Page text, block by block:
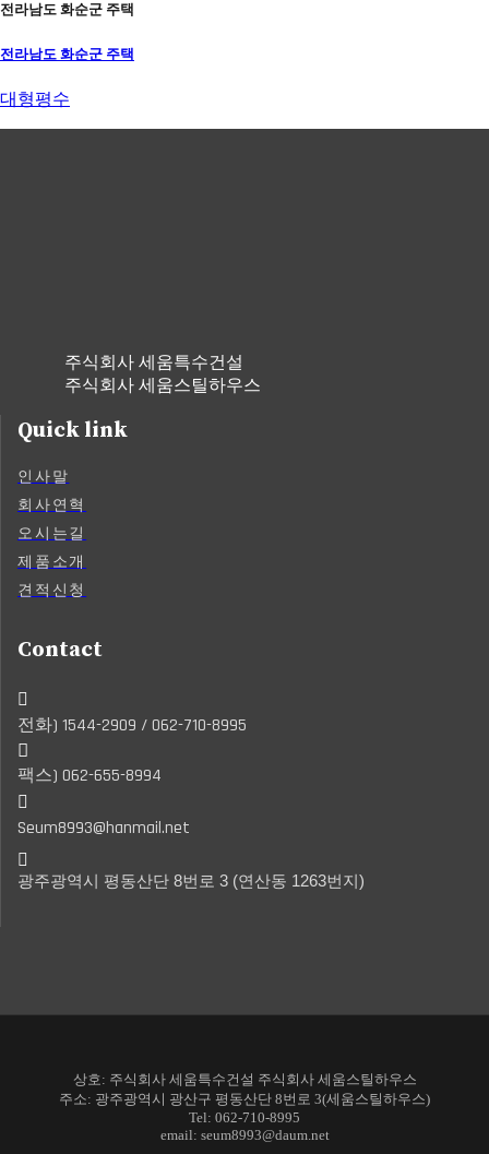
전라남도 화순군 주택
전라남도 화순군 주택
대형평수
주식회사 세움특수건설
주식회사 세움스틸하우스
Quick link
인사말
회사연혁
오시는길
제품소개
견적신청
Contact

전화) 1544-2909 / 062-710-8995
팩스) 062-655-8994

Seum8993@hanmail.net

광주광역시 평동산단 8번로 3 (연산동 1263번지)
상호: 주식회사 세움특수건설 주식회사 세움스틸하우스
주소: 광주광역시 광산구 평동산단 8번로 3(세움스틸하우스)
Tel: 062-710-8995
email: seum8993@daum.net